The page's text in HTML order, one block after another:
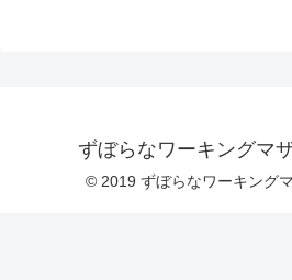
ずぼらなワーキングマ
© 2019 ずぼらなワーキング